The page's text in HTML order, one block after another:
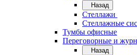
Назад
Стеллажи
Стеллажные
Тумбы офисные
Переговорные и
Назад